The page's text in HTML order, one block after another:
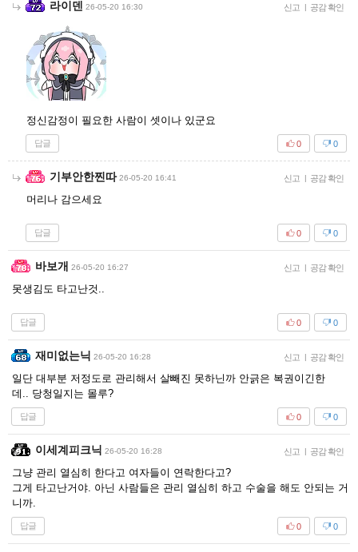
라이덴 26-05-20 16:30 신고 | 공감 확인
정신감정이 필요한 사람이 셋이나 있군요
답글 0
0
기부안한찐따 26-05-20 16:41 신고 | 공감 확인
머리나 감으세요
답글 0
0
바보개 26-05-20 16:27 신고 | 공감 확인
못생김도 타고난것..
답글 0
0
재미없는닉 26-05-20 16:28 신고 | 공감 확인
일단 대부분 저정도로 관리해서 살빼진 못하닌까 안긁은 복권이긴한
데.. 당청일지는 몰루?
답글 0
0
이세계피크닉 26-05-20 16:28 신고 | 공감 확인
그냥 관리 열심히 한다고 여자들이 연락한다고?
그게 타고난거야. 아닌 사람들은 관리 열심히 하고 수술을 해도 안되는 거
니까.
답글 0
0